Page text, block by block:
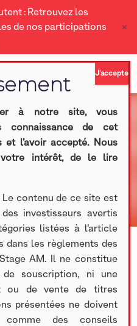
: Retrouvez les
de nos participations
×
à notre site, vous
connaissance de cet
et l’avoir accepté. Nous
votre intérêt, de le lire
Le contenu de ce site est
investisseurs avertis
listées à l’article
dans les règlements des
AM. Il ne constitue
souscription, ni une
ou de vente de titres
présentées ne doivent
des conseils